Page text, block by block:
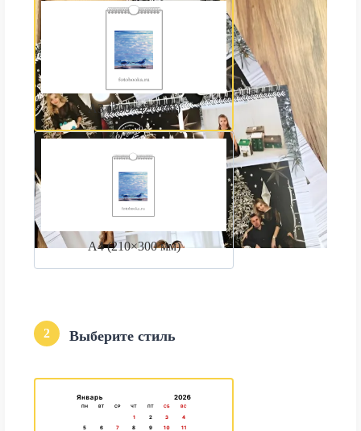
А3 (300×420 мм)
А4 (210×300 мм)
2 Выберите стиль